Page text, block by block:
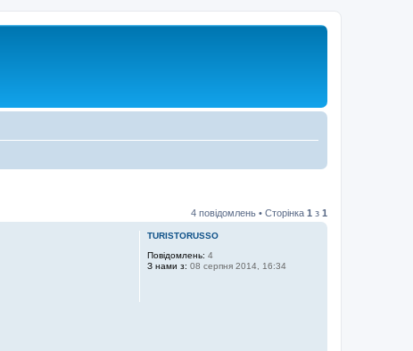
4 повідомлень • Сторінка 1 з 1
TURISTORUSSO
Повідомлень: 4
З нами з: 08 серпня 2014, 16:34